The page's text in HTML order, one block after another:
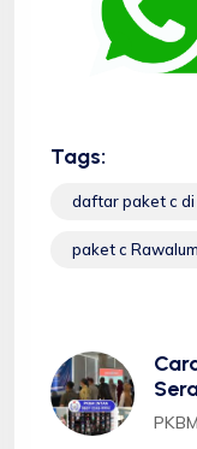
Tags:
daftar paket c di
paket c